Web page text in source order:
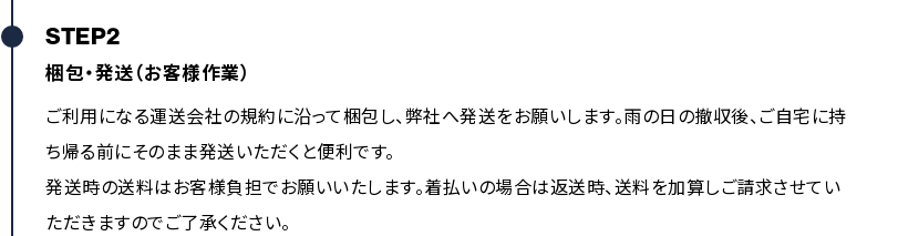
STEP2
梱包・発送（お客様作業）
ご利用になる運送会社の規約に沿って梱包し、弊社へ発送をお願いします。雨の日の撤収後、ご自宅に持
ち帰る前にそのまま発送いただくと便利です。
発送時の送料はお客様負担でお願いいたします。着払いの場合は返送時、送料を加算しご請求させてい
ただきますのでご了承ください。